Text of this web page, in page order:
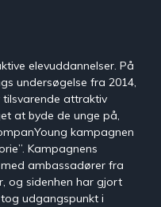
elevuddannelser. På
undersøgelse fra 2014,
tilsvarende attraktiv
at byde de unge på,
kampagnen
Kampagnens
ambassadører fra
og sidenhen har gjort
udgangspunkt i